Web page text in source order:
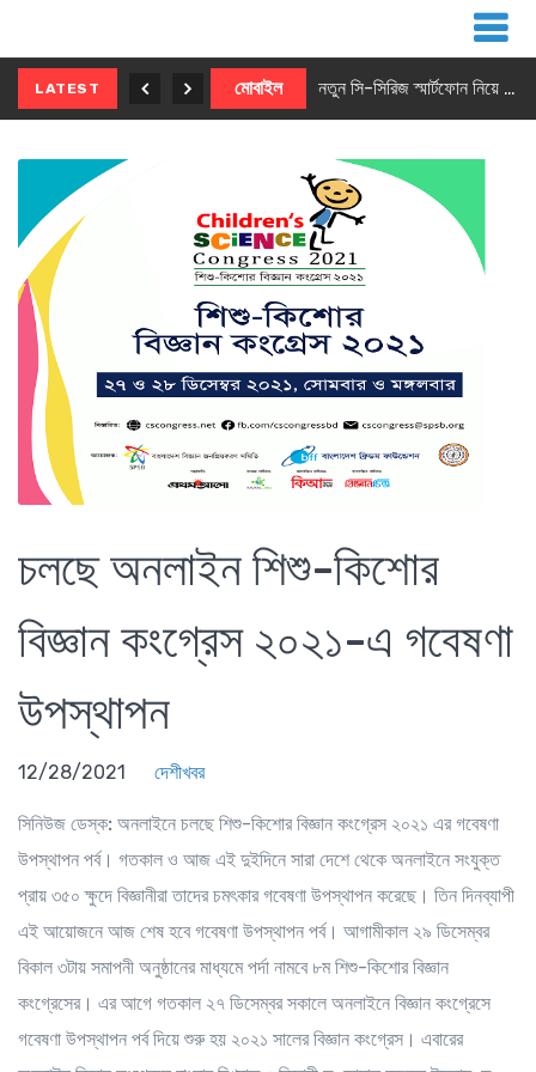
LATEST মোবাইল নতুন সি-সিরিজ স্মার্টফোন নিয়ে আসছে রিয়েলমি
চলছে অনলাইন শিশু-কিশোর
বিজ্ঞান কংগ্রেস ২০২১-এ গবেষণা
উপস্থাপন
12/28/2021 দেশীখবর
সিনিউজ ডেস্ক: অনলাইনে চলছে শিশু-কিশোর বিজ্ঞান কংগ্রেস ২০২১ এরগবেষণা
উপস্থাপন পর্ব। গতকাল ও আজ এই দুইদিনে সারা দেশে থেকে অনলাইনে সংযুক্ত
প্রায় ৩৫০ ক্ষুদে বিজ্ঞানীরা তাদের চমৎকার গবেষণা উপস্থাপন করেছে। তিন দিনব্যাপী
এই আয়োজনে আজ শেষ হবে গবেষণা উপস্থাপন পর্ব। আগামীকাল ২৯ ডিসেম্বর
বিকাল ৩টায় সমাপনী অনুষ্ঠানের মাধ্যমে পর্দা নামবে ৮ম শিশু-কিশোর বিজ্ঞান
কংগ্রেসের। এর আগে গতকাল ২৭ ডিসেম্বর সকালে অনলাইনে বিজ্ঞান কংগ্রেসে
গবেষণা উপস্থাপন পর্ব দিয়ে শুরু হয় ২০২১ সালের বিজ্ঞান কংগ্রেস। এবারের